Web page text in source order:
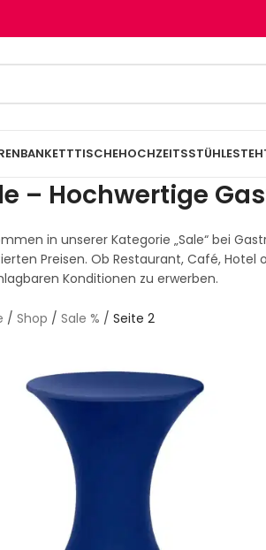
BANKETTTISCHEHOCHZEITSSTÜHLE
– Hochwertige
in unserer Kategorie „Sale“ bei
Preisen. Ob Restaurant, Café,
Konditionen zu erwerben.
/ Shop / Sale % / Seite 2